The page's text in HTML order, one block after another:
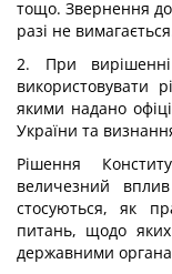
тощо. Звернення до
разі не
2. При вирішенні
використовувати
якими надано
України та
Рішення
величезний
стосуються, як
питань, щодо
державними